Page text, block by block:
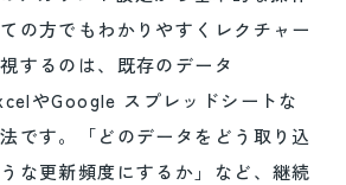
の方でもわかりやすくレクチャー
するのは、既存のデータ
やGoogle スプレッドシートな
です。「どのデータをどう取り込
な更新頻度にするか」など、継続